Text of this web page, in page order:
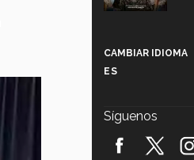
CAMBIAR IDIOMA
ES
Síguenos